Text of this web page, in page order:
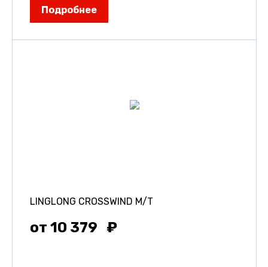
Подробнее
LINGLONG CROSSWIND M/T
от 10 379